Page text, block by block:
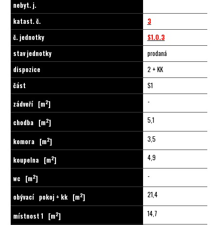
nebyt. j.
katast. č.
3
č. jednotky
S1.0.3
stav jednotky
prodaná
dispozice
2 + KK
část
S1
zádveří [m2] -
chodba [m2] 5,1
komora [m2] 3,5
koupelna [m2] 4,9
wc [m2] -
obývací pokoj + kk [m2] 21,4
místnost 1 [m2] 14,7